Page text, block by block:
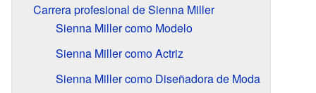
Carrera profesional de Sienna Miller
Sienna Miller como Modelo
Sienna Miller como Actriz
Sienna Miller como Diseñadora de Moda